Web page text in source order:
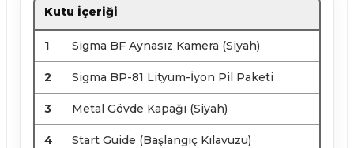
Kutu İçeriği
1 Sigma BF Aynasız Kamera (Siyah)
2 Sigma BP-81 Lityum-İyon Pil Paketi
3 Metal Gövde Kapağı (Siyah)
4 Start Guide (Başlangıç Kılavuzu)